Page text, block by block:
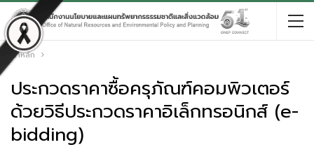
หน้าหลัก
ประกวดราคาซื้อครุภัณฑ์คอมพิวเตอร์
ด้วยวิธีประกวดราคาอิเล็กทรอนิกส์ (e-
bidding)